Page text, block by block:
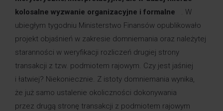
kolosalne wyzwanie organizacyjne i formalne . W
ubiegłym tygodniu Ministerstwo Finansów opublikowało
projekt objaśnień w zakresie domniemania oraz należytej
staranności w weryfikacji rozliczeń drugiej strony
transakcji z tzw. podmiotem rajowym. Czy jest jaśniej
i łatwiej? Niekoniecznie. Z istoty domniemania wynika,
że już samo ustalenie okoliczności dokonywania
przez drugą stronę transakcji z podmiotem rajowym